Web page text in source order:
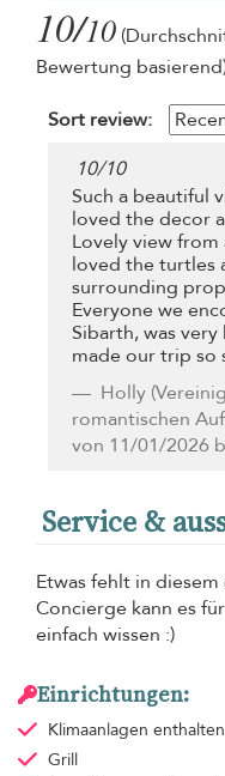
10/10
Bewertung
Sort review:
10/10
Such a beautiful
loved the decor
Lovely view
loved the turtles
surrounding
Everyone we
Sibarth, was
made our trip so
Holly
romantischen
von 11/01/2026
Service &
Etwas fehlt in
Concierge kann es
einfach wissen :)
Einrichtungen:
Klimaanlagen enthalten
Grill